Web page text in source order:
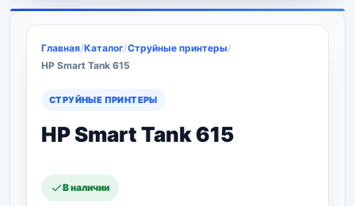
Главная/Каталог/Струйные принтеры/
HP Smart Tank 615
СТРУЙНЫЕ ПРИНТЕРЫ
HP Smart Tank 615
В наличии